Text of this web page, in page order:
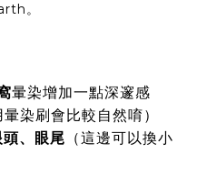
。
暈染增加一點深邃感
染刷會比較自然唷）
頭、眼尾 （這邊可以換小